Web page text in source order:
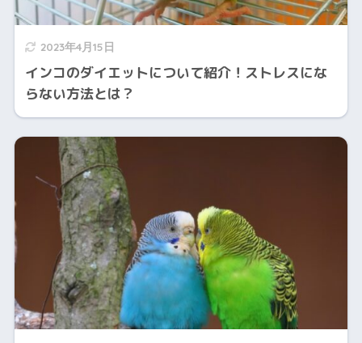
2023年4月15日
インコのダイエットについて紹介！ストレスにな
らない方法とは？